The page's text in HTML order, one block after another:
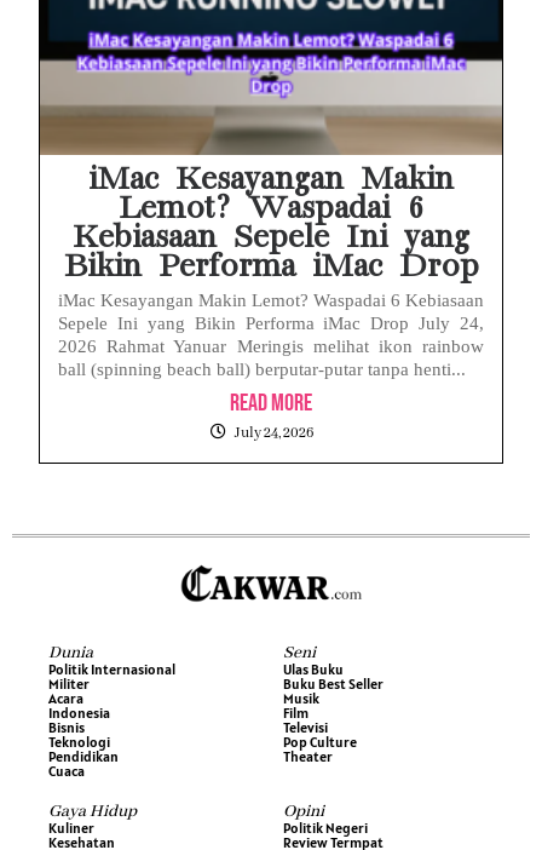
iMac Kesayangan Makin
Lemot? Waspadai 6
Kebiasaan Sepele Ini yang
Bikin Performa iMac Drop
iMac Kesayangan Makin Lemot? Waspadai 6 Kebiasaan
Sepele Ini yang Bikin Performa iMac Drop July 24,
2026 Rahmat Yanuar Meringis melihat ikon rainbow
ball (spinning beach ball) berputar-putar tanpa henti...
Read More
July 24, 2026
Dunia
Politik Internasional
Militer
Acara
Indonesia
Bisnis
Teknologi
Pendidikan
Cuaca
Seni
Ulas Buku
Buku Best Seller
Musik
Film
Televisi
Pop Culture
Theater
Gaya Hidup
Kuliner
Kesehatan
Opini
Politik Negeri
Review Termpat